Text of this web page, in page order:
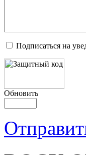
Подписаться на
Обновить